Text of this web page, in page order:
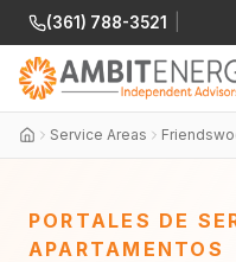
(361) 788-3521
Service Areas
PORTALES DE
APARTAMENTOS